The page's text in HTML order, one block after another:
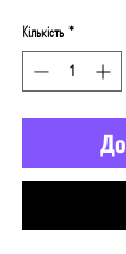
Кількість *